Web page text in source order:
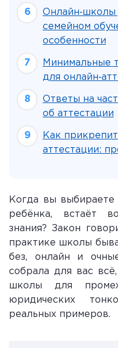
Онлайн‑школы
семейном
особенности
Минимальные
для
Ответы на
об аттестации
Как
аттестации:
Когда вы выбираете
ребёнка, встаёт
знания? Закон
практике школы
без, онлайн и
собрала для вас
школы для
юридических
реальных примеров.